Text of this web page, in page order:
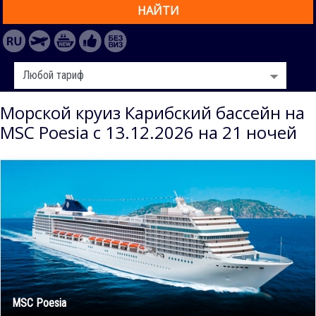
НАЙТИ
Морской круиз Карибский бассейн на
MSC Poesia с 13.12.2026 на 21 ночей
MSC Poesia